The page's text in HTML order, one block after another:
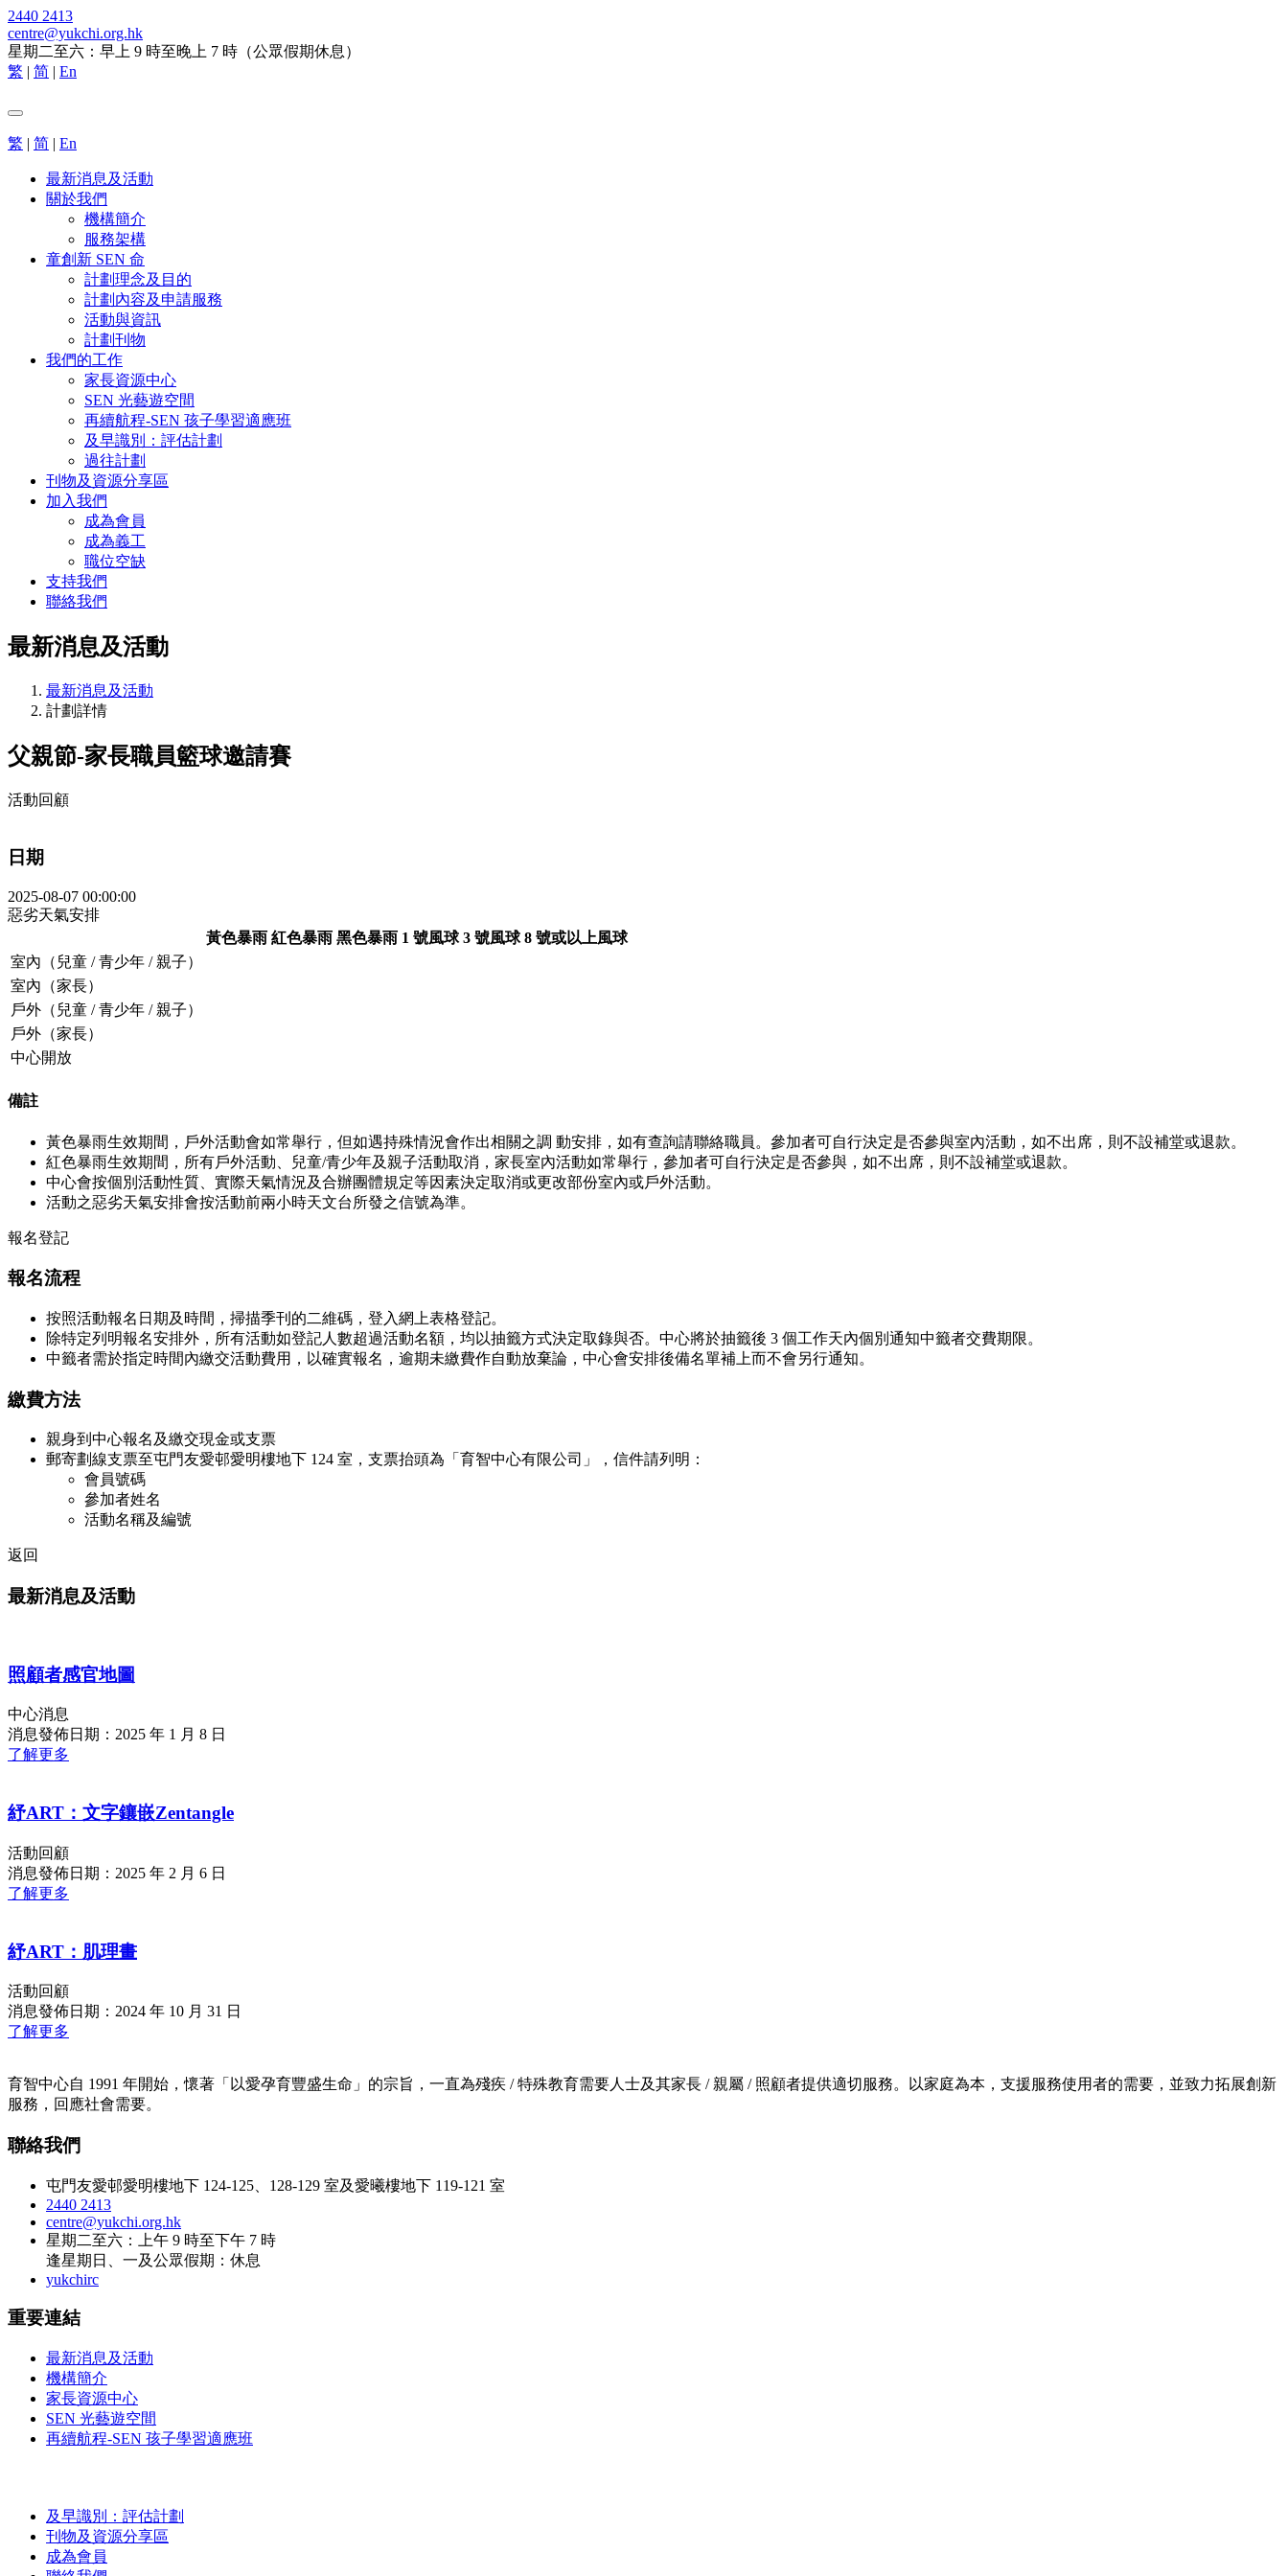
2440 2413
centre@yukchi.org.hk
星期二至六：早上 9 時至晚上 7 時（公眾假期休息）
繁 | 简 | En
繁 | 简 | En
最新消息及活動
關於我們
機構簡介
服務架構
童創新 SEN 命
計劃理念及目的
計劃內容及申請服務
活動與資訊
計劃刊物
我們的工作
家長資源中心
SEN 光藝遊空間
再續航程-SEN 孩子學習適應班
及早識別：評估計劃
過往計劃
刊物及資源分享區
加入我們
成為會員
成為義工
職位空缺
支持我們
聯絡我們
最新消息及活動
最新消息及活動
計劃詳情
父親節-家長職員籃球邀請賽
活動回顧
日期
2025-08-07 00:00:00
惡劣天氣安排
黃色暴雨 紅色暴雨 黑色暴雨 1 號風球 3 號風球 8 號或以上風球
室內（兒童 / 青少年 / 親子）
室內（家長）
戶外（兒童 / 青少年 / 親子）
戶外（家長）
中心開放
備註
黃色暴雨生效期間，戶外活動會如常舉行，但如遇持殊情況會作出相關之調 動安排，如有查詢請聯絡職員。參加者可自行決定是否參與室內活動，如不出席，則不設補堂或退款。
紅色暴雨生效期間，所有戶外活動、兒童/青少年及親子活動取消，家長室內活動如常舉行，參加者可自行決定是否參與，如不出席，則不設補堂或退款。
中心會按個別活動性質、實際天氣情況及合辦團體規定等因素決定取消或更改部份室內或戶外活動。
活動之惡劣天氣安排會按活動前兩小時天文台所發之信號為準。
報名登記
報名流程
按照活動報名日期及時間，掃描季刊的二維碼，登入網上表格登記。
除特定列明報名安排外，所有活動如登記人數超過活動名額，均以抽籤方式決定取錄與否。中心將於抽籤後 3 個工作天內個別通知中籤者交費期限。
中籤者需於指定時間內繳交活動費用，以確實報名，逾期未繳費作自動放棄論，中心會安排後備名單補上而不會另行通知。
繳費方法
親身到中心報名及繳交現金或支票
郵寄劃線支票至屯門友愛邨愛明樓地下 124 室，支票抬頭為「育智中心有限公司」，信件請列明：
會員號碼
參加者姓名
活動名稱及編號
返回
最新消息及活動
照顧者感官地圖
中心消息
消息發佈日期：2025 年 1 月 8 日
了解更多
紓ART：文字鑲嵌Zentangle
活動回顧
消息發佈日期：2025 年 2 月 6 日
了解更多
紓ART：肌理畫
活動回顧
消息發佈日期：2024 年 10 月 31 日
了解更多
育智中心自 1991 年開始，懷著「以愛孕育豐盛生命」的宗旨，一直為殘疾 / 特殊教育需要人士及其家長 / 親屬 / 照顧者提供適切服務。以家庭為本，支援服務使用者的需要，並致力拓展創新
服務，回應社會需要。
聯絡我們
屯門友愛邨愛明樓地下 124-125、128-129 室及愛曦樓地下 119-121 室
2440 2413
centre@yukchi.org.hk
星期二至六：上午 9 時至下午 7 時
逢星期日、一及公眾假期：休息
yukchirc
重要連結
最新消息及活動
機構簡介
家長資源中心
SEN 光藝遊空間
再續航程-SEN 孩子學習適應班
及早識別：評估計劃
刊物及資源分享區
成為會員